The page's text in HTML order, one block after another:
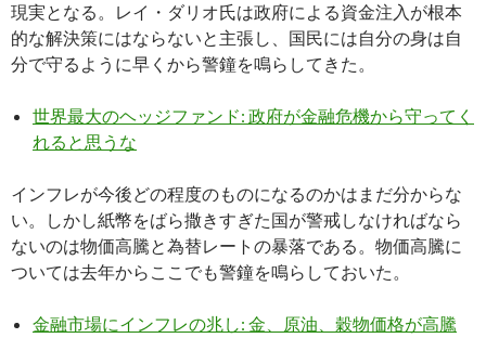
現実となる。レイ・ダリオ氏は政府による資金注入が根本
的な解決策にはならないと主張し、国民には自分の身は自
分で守るように早くから警鐘を鳴らしてきた。
世界最大のヘッジファンド: 政府が金融危機から守ってく
れると思うな
インフレが今後どの程度のものになるのかはまだ分からな
い。しかし紙幣をばら撒きすぎた国が警戒しなければなら
ないのは物価高騰と為替レートの暴落である。物価高騰に
ついては去年からここでも警鐘を鳴らしておいた。
金融市場にインフレの兆し: 金、原油、穀物価格が高騰